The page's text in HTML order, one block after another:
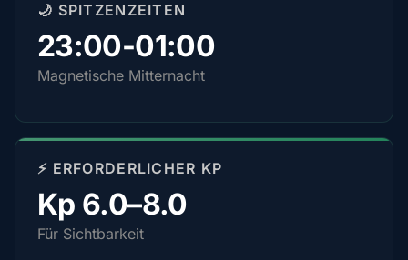
🌙 SPITZENZEITEN
23:00-01:00
Magnetische Mitternacht
⚡ ERFORDERLICHER KP
Kp 6.0–8.0
Für Sichtbarkeit